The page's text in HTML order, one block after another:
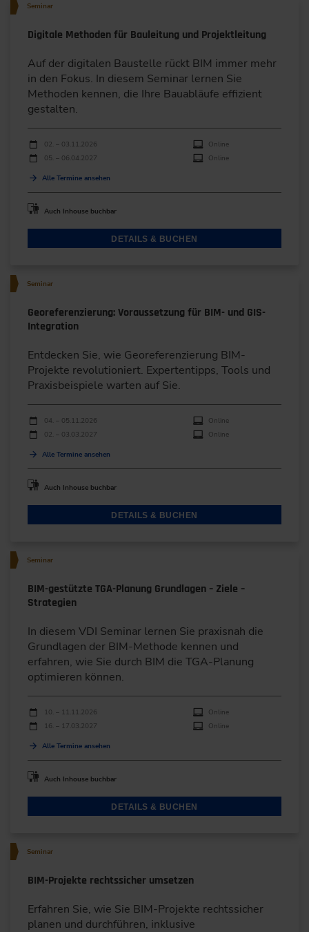
Seminar
Digitale Methoden für Bauleitung und Projektleitung
Auf der digitalen Baustelle rückt BIM immer mehr
in den Fokus. In diesem Seminar lernen Sie
Methoden kennen, die Ihre Bauabläufe effizient
gestalten.
Durchführungen
Veranstaltungsdatum
02. – 03.11.2026
Online
05. – 06.04.2027
Online
Alle Termine ansehen
Auch Inhouse buchbar
DETAILS & BUCHEN
Seminar
Georeferenzierung: Voraussetzung für BIM- und GIS-
Integration
Entdecken Sie, wie Georeferenzierung BIM-
Projekte revolutioniert. Expertentipps, Tools und
Praxisbeispiele warten auf Sie.
Durchführungen
Veranstaltungsdatum
04. – 05.11.2026
Online
02. – 03.03.2027
Online
Alle Termine ansehen
Auch Inhouse buchbar
DETAILS & BUCHEN
Seminar
BIM-gestützte TGA-Planung Grundlagen – Ziele –
Strategien
In diesem VDI Seminar lernen Sie praxisnah die
Grundlagen der BIM-Methode kennen und
erfahren, wie Sie durch BIM die TGA-Planung
optimieren können.
Durchführungen
Veranstaltungsdatum
10. – 11.11.2026
Online
16. – 17.03.2027
Online
Alle Termine ansehen
Auch Inhouse buchbar
DETAILS & BUCHEN
Seminar
BIM-Projekte rechtssicher umsetzen
Erfahren Sie, wie Sie BIM-Projekte rechtssicher
planen und durchführen, inklusive